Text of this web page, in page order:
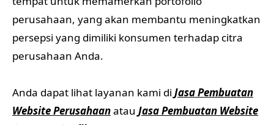
perusahaan, yang akan membantu meningkatkan
persepsi yang dimiliki konsumen terhadap citra
perusahaan Anda.
Anda dapat lihat layanan kami di Jasa Pembuatan
Website Perusahaanatau Jasa Pembuatan Website